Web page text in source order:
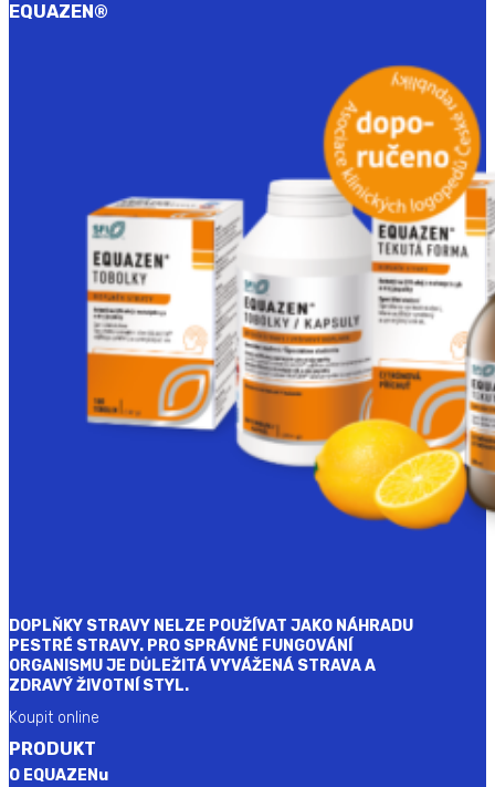
EQUAZEN®
DOPLŇKY STRAVY NELZE POUŽÍVAT JAKO NÁHRADU
PESTRÉ STRAVY. PRO SPRÁVNÉ FUNGOVÁNÍ
ORGANISMU JE DŮLEŽITÁ VYVÁŽENÁ STRAVA A
ZDRAVÝ ŽIVOTNÍ STYL.
Koupit online
PRODUKT
O EQUAZENu